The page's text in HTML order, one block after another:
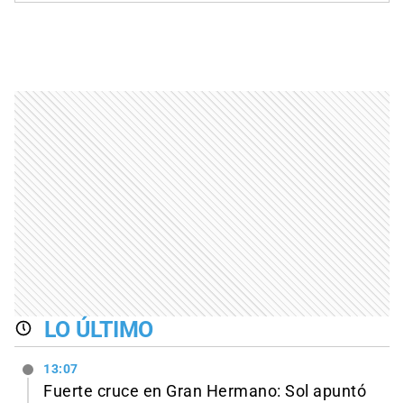
LO ÚLTIMO
13:07
Fuerte cruce en Gran Hermano: Sol apuntó